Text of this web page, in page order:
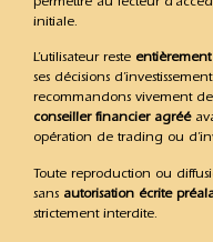
initiale.
L’utilisateur reste entièrement
ses décisions
recommandons vivement
conseiller financier agréé
opération de trading ou
Toute reproduction ou
sans autorisation écrite
strictement interdite.